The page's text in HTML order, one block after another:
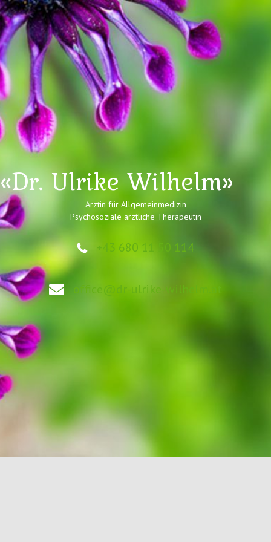
«Dr. Ulrike Wilhelm»
Ärztin für Allgemeinmedizin
Psychosoziale ärztliche Therapeutin
+43 680 11 50 114
office@dr-ulrike-wilhelm.at